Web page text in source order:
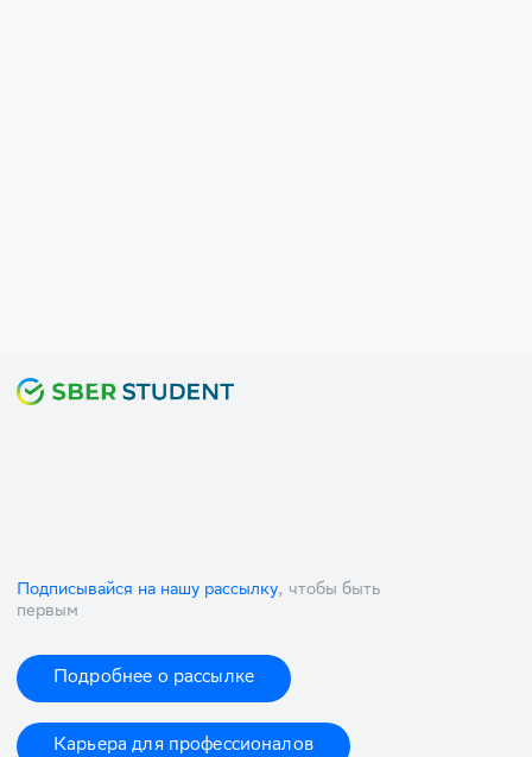
Подписывайся на нашу рассылку, чтобы быть
первым
Подробнее о рассылке
Карьера для профессионалов